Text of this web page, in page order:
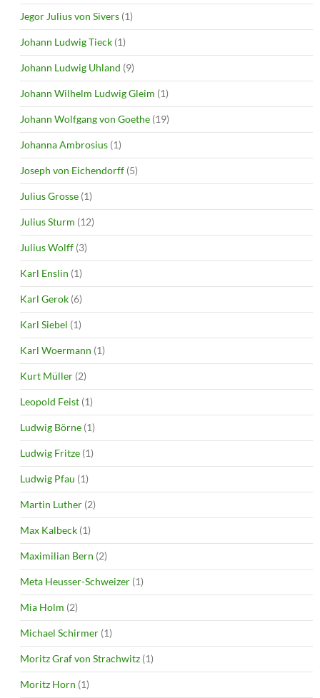
Jegor Julius von Sivers (1)
Johann Ludwig Tieck (1)
Johann Ludwig Uhland (9)
Johann Wilhelm Ludwig Gleim (1)
Johann Wolfgang von Goethe (19)
Johanna Ambrosius (1)
Joseph von Eichendorff (5)
Julius Grosse (1)
Julius Sturm (12)
Julius Wolff (3)
Karl Enslin (1)
Karl Gerok (6)
Karl Siebel (1)
Karl Woermann (1)
Kurt Müller (2)
Leopold Feist (1)
Ludwig Börne (1)
Ludwig Fritze (1)
Ludwig Pfau (1)
Martin Luther (2)
Max Kalbeck (1)
Maximilian Bern (2)
Meta Heusser-Schweizer (1)
Mia Holm (2)
Michael Schirmer (1)
Moritz Graf von Strachwitz (1)
Moritz Horn (1)